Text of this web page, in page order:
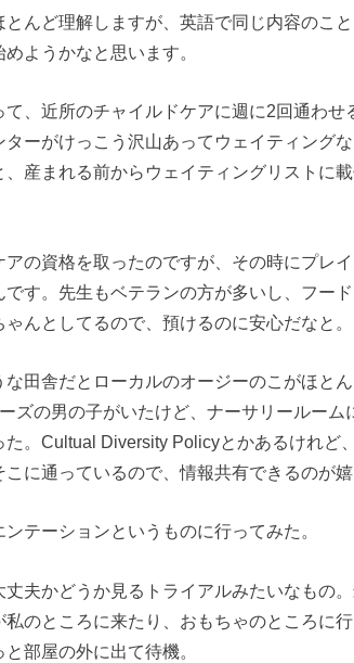
んど理解しますが、英語で同じ内容のこ
ようかなと思います。
、近所のチャイルドケアに週に2回通わせ
ターがけっこう沢山あってウェイティング
、産まれる前からウェイティングリストに
の資格を取ったのですが、その時にプレ
す。先生もベテランの方が多いし、フー
んとしてるので、預けるのに安心だなと。
田舎だとローカルのオージーのこがほと
ズの男の子がいたけど、ナーサリールーム
。Cultual Diversity Policyとかあるけれど
に通っているので、情報共有できるのが嬉
テーションというものに行ってみた。
夫かどうか見るトライアルみたいなもの
私のところに来たり、おもちゃのところに
部屋の外に出て待機。